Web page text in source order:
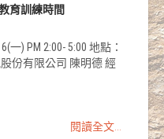
育訓練時間
) PM 2:00- 5:00 地點：
份有限公司 陳明德 經
閱讀全文...